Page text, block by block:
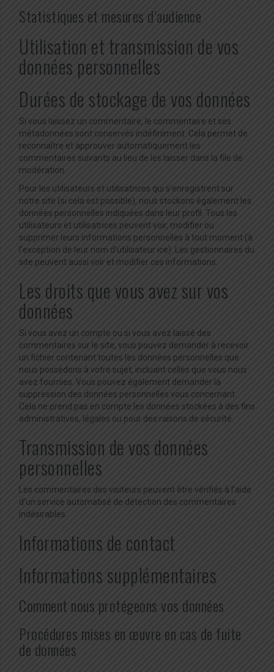
Statistiques et mesures d’audience
Utilisation et transmission de vos
données personnelles
Durées de stockage de vos données
Si vous laissez un commentaire, le commentaire et ses
métadonnées sont conservés indéfiniment. Cela permet de
reconnaître et approuver automatiquement les
commentaires suivants au lieu de les laisser dans la file de
modération.
Pour les utilisateurs et utilisatrices qui s’enregistrent sur
notre site (si cela est possible), nous stockons également les
données personnelles indiquées dans leur profil. Tous les
utilisateurs et utilisatrices peuvent voir, modifier ou
supprimer leurs informations personnelles à tout moment (à
l’exception de leur nom d’utilisateur·ice). Les gestionnaires du
site peuvent aussi voir et modifier ces informations.
Les droits que vous avez sur vos
données
Si vous avez un compte ou si vous avez laissé des
commentaires sur le site, vous pouvez demander à recevoir
un fichier contenant toutes les données personnelles que
nous possédons à votre sujet, incluant celles que vous nous
avez fournies. Vous pouvez également demander la
suppression des données personnelles vous concernant.
Cela ne prend pas en compte les données stockées à des fins
administratives, légales ou pour des raisons de sécurité.
Transmission de vos données
personnelles
Les commentaires des visiteurs peuvent être vérifiés à l’aide
d’un service automatisé de détection des commentaires
indésirables.
Informations de contact
Informations supplémentaires
Comment nous protégeons vos données
Procédures mises en œuvre en cas de fuite
de données